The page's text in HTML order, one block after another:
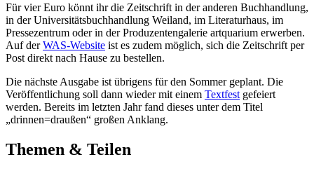
Für vier Euro könnt ihr die Zeitschrift in der anderen Buchhandlung,
in der Universitätsbuchhandlung Weiland, im Literaturhaus, im
Pressezentrum oder in der Produzentengalerie artquarium erwerben.
Auf derWAS-Website ist es zudem möglich, sich die Zeitschrift per
Post direkt nach Hause zu bestellen.
Die nächste Ausgabe ist übrigens für den Sommer geplant. Die
Veröffentlichung soll dann wieder mit einem Textfest gefeiert
werden. Bereits im letzten Jahr fand dieses unter dem Titel
„drinnen=draußen“ großen Anklang.
Themen & Teilen